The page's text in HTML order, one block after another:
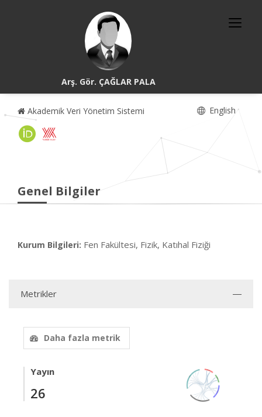
Arş. Gör. ÇAĞLAR PALA
Akademik Veri Yönetim Sistemi English
Genel Bilgiler
Kurum Bilgileri: Fen Fakültesi, Fizik, Katıhal Fiziği
Metrikler
Daha fazla metrik
Yayın
26